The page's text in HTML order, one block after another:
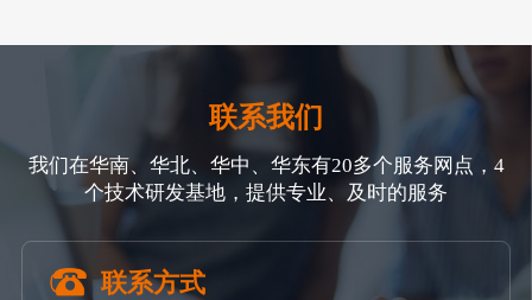
联系我们
我们在华南、华北、华中、华东有20多个服务网点，4
个技术研发基地，提供专业、及时的服务
联系方式